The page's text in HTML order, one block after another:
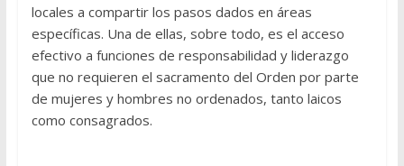
locales a compartir los pasos dados en áreas
específicas. Una de ellas, sobre todo, es el acceso
efectivo a funciones de responsabilidad y liderazgo
que no requieren el sacramento del Orden por parte
de mujeres y hombres no ordenados, tanto laicos
como consagrados.